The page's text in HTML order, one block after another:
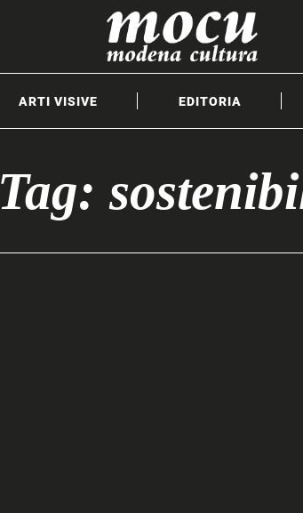
ARTI VISIVE EDITORIA
Tag: